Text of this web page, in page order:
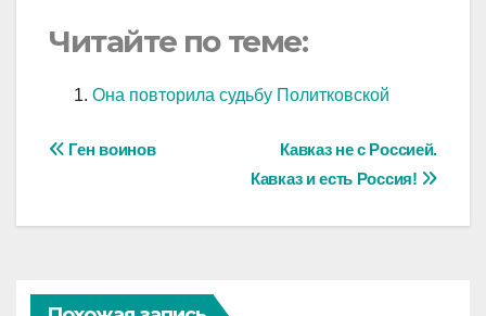
Читайте по теме:
Она повторила судьбу Политковской
Навигация
Кавказ не с Россией.
Кавказ и есть Россия!
Ген воинов